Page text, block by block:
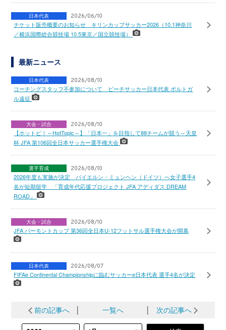
日本代表 2026/06/10
チケット販売概要のお知らせ キリンカップサッカー2026（10.1神奈川
／横浜国際総合競技場 10.5東京／国立競技場）
最新ニュース
日本代表 2026/08/10
コーチングスタッフ不参加について ビーチサッカー日本代表 ポルトガ
ル遠征
大会・試合 2026/08/10
【ホットピ！～HotTopic～】「日本一」を目指して88チームが競う～天皇
杯 JFA 第106回全日本サッカー選手権大会
選手育成 2026/08/10
2026年度も実施が決定 バイエルン・ミュンヘン（ドイツ）へ女子選手4
名が短期留学 「育成年代応援プロジェクト JFA アディダス DREAM
ROAD」
大会・試合 2026/08/10
JFA バーモントカップ 第36回全日本U-12フットサル選手権大会が開幕
日本代表 2026/08/07
FIFAe Continental Championshipに臨むサッカーe日本代表 選手4名が決定
前の記事へ 一覧へ 次の記事へ